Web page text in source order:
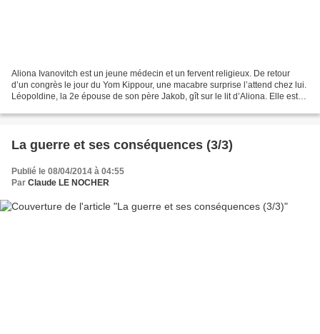
Aliona Ivanovitch est un jeune médecin et un fervent religieux. De retour
d’un congrès le jour du Yom Kippour, une macabre surprise l’attend chez lui.
Léopoldine, la 2e épouse de son père Jakob, gît sur le lit d’Aliona. Elle est
La guerre et ses conséquences (3/3)
Publié le 08/04/2014 à 04:55
Par Claude LE NOCHER